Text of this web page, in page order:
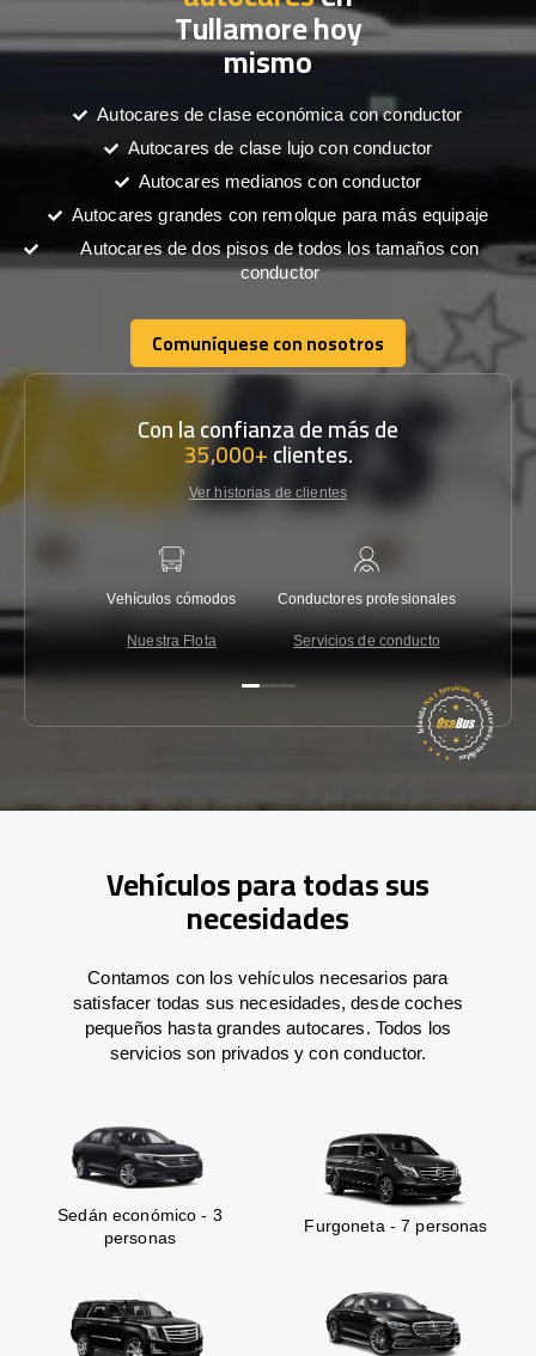
Tullamore hoy
mismo
Autocares de clase económica con conductor
Autocares de clase lujo con conductor
Autocares medianos con conductor
Autocares grandes con remolque para más equipaje
Autocares de dos pisos de todos los tamaños con
conductor
Comuníquese con nosotros
Comuníquese con nosotros
Con la confianza de más de
35,000+clientes.
Ver historias de clientes
Vehículos cómodos
Nuestra Flota
Conductores profesionales
Servicios de conducto
Vehículos para todas sus
necesidades
Contamos con los vehículos necesarios para
satisfacer todas sus necesidades, desde coches
pequeños hasta grandes autocares. Todos los
servicios son privados y con conductor.
Sedán económico - 3
personas
Furgoneta - 7 personas